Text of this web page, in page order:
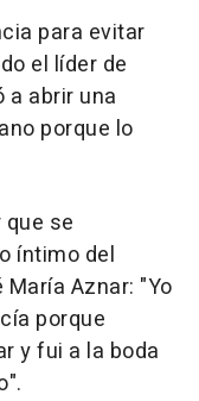
para evitar
el líder de
a abrir una
porque lo
se
íntimo del
Aznar: "Yo
porque
y fui a la boda